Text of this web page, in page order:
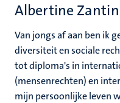
Albertine
Van jongs af aan ben ik
diversiteit en sociale
tot diploma's in
(mensenrechten) en
mijn persoonlijke leven